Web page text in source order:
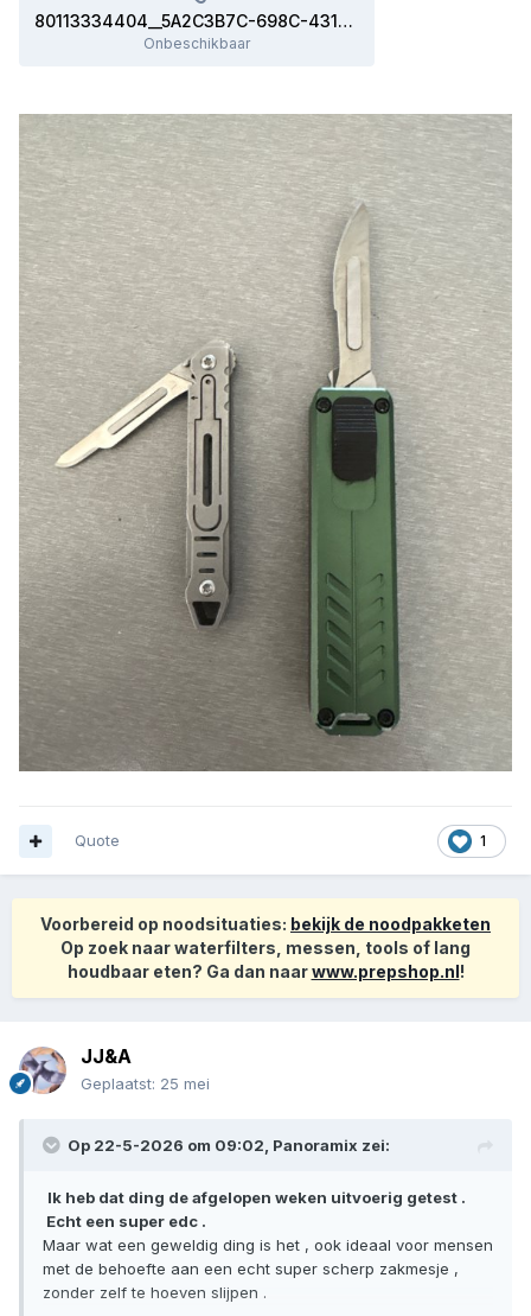
80113334404__5A2C3B7C-698C-4318-B1C2-9C5B3C9FA43E.MOV
Onbeschikbaar
1
Quote
Voorbereid op noodsituaties: bekijk de noodpakketen
Op zoek naar waterfilters, messen, tools of lang
houdbaar eten? Ga dan naarwww.prepshop.nl!
JJ&A
Geplaatst: 25 mei
Op 22-5-2026 om 09:02, Panoramix zei:
Ik heb dat ding de afgelopen weken uitvoerig getest .
Echt een super edc .
Maar wat een geweldig ding is het , ook ideaal voor mensen
met de behoefte aan een echt super scherp zakmesje ,
zonder zelf te hoeven slijpen .